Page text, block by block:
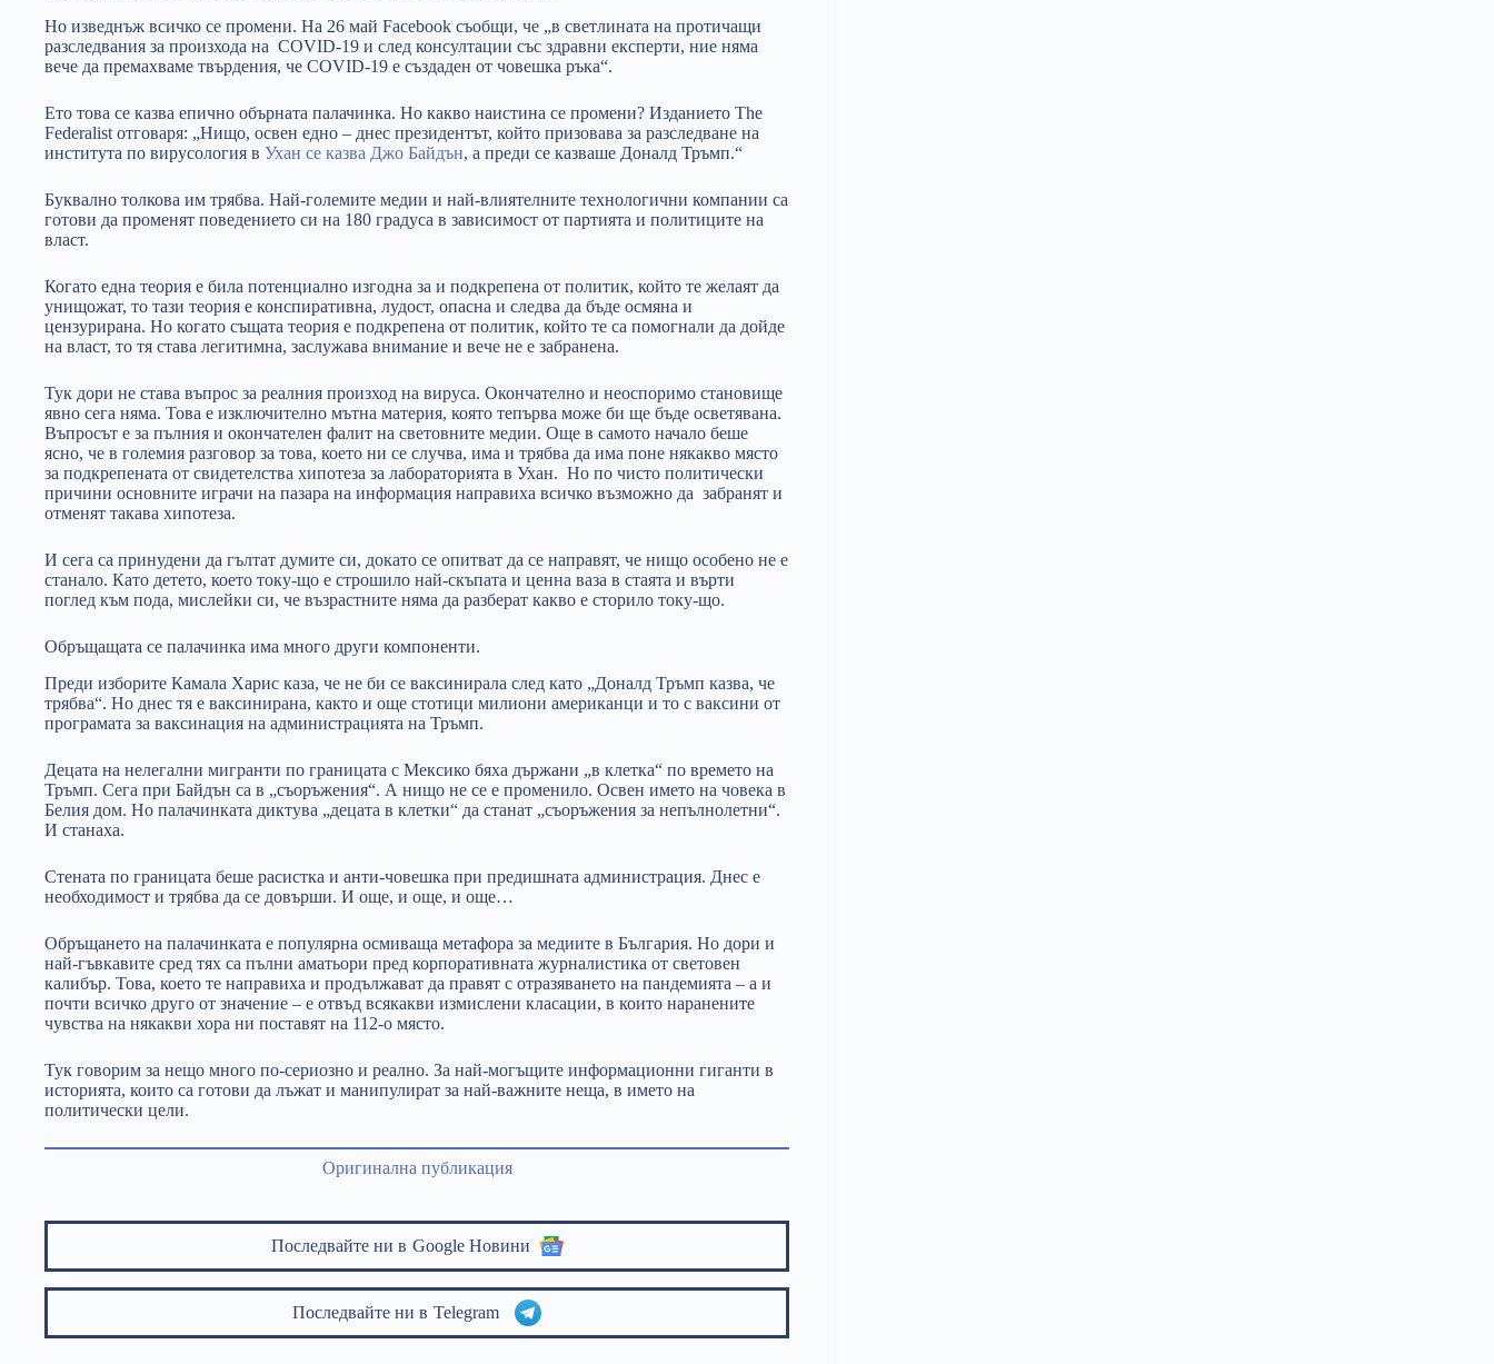
Но изведнъж всичко се промени. На 26 май Facebook съобщи, че „в светлината на протичащи
разследвания за произхода на COVID-19 и след консултации със здравни експерти, ние няма
вече да премахваме твърдения, че COVID-19 е създаден от човешка ръка“.
Eто това се казва епично обърната палачинка. Но какво наистина се промени? Изданието The
Federalist отговаря: „Нищо, освен едно – днес президентът, който призовава за разследване на
института по вирусология в Ухан се казва Джо Байдън, а преди се казваше Доналд Тръмп.“
Буквално толкова им трябва. Най-големите медии и най-влиятелните технологични компании са
готови да променят поведението си на 180 градуса в зависимост от партията и политиците на
власт.
Когато една теория е била потенциално изгодна за и подкрепена от политик, който те желаят да
унищожат, то тази теория е конспиративна, лудост, опасна и следва да бъде осмяна и
цензурирана. Но когато същата теория е подкрепена от политик, който те са помогнали да дойде
на власт, то тя става легитимна, заслужава внимание и вече не е забранена.
Тук дори не става въпрос за реалния произход на вируса. Окончателно и неоспоримо становище
явно сега няма. Това е изключително мътна материя, която тепърва може би ще бъде осветявана.
Въпросът е за пълния и окончателен фалит на световните медии. Още в самото начало беше
ясно, че в големия разговор за това, което ни се случва, има и трябва да има поне някакво място
за подкрепената от свидетелства хипотеза за лабораторията в Ухан. Но по чисто политически
причини основните играчи на пазара на информация направиха всичко възможно да забранят и
отменят такава хипотеза.
И сега са принудени да гълтат думите си, докато се опитват да се направят, че нищо особено не е
станало. Като детето, което току-що е строшило най-скъпата и ценна ваза в стаята и върти
поглед към пода, мислейки си, че възрастните няма да разберат какво е сторило току-що.
Обръщащата се палачинка има много други компоненти.
Преди изборите Камала Харис каза, че не би се ваксинирала след като „Доналд Тръмп казва, че
трябва“. Но днес тя е ваксинирана, както и още стотици милиони американци и то с ваксини от
програмата за ваксинация на администрацията на Тръмп.
Децата на нелегални мигранти по границата с Мексико бяха държани „в клетка“ по времето на
Тръмп. Сега при Байдън са в „съоръжения“. А нищо не се е променило. Освен името на човека в
Белия дом. Но палачинката диктува „децата в клетки“ да станат „съоръжения за непълнолетни“.
И станаха.
Стената по границата беше расистка и анти-човешка при предишната администрация. Днес е
необходимост и трябва да се довърши. И още, и още, и още…
Обръщането на палачинката е популярна осмиваща метафора за медиите в България. Но дори и
най-гъвкавите сред тях са пълни аматьори пред корпоративната журналистика от световен
калибър. Това, което те направиха и продължават да правят с отразяването на пандемията – а и
почти всичко друго от значение – е отвъд всякакви измислени класации, в които наранените
чувства на някакви хора ни поставят на 112-о място.
Тук говорим за нещо много по-сериозно и реално. За най-могъщите информационни гиганти в
историята, които са готови да лъжат и манипулират за най-важните неща, в името на
политически цели.
Оригинална публикация
Последвайте ни в Google Новини
Последвайте ни в Telegram